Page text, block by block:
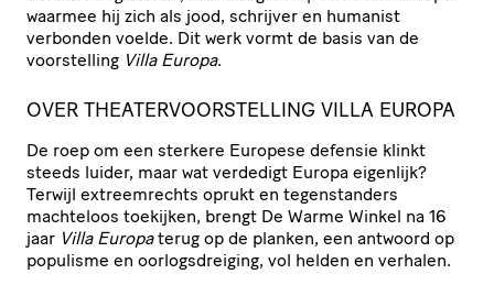
waarmee hij zich als jood, schrijver en humanist
verbonden voelde. Dit werk vormt de basis van de
voorstelling Villa Europa.
OVER THEATERVOORSTELLING VILLA EUROPA
De roep om een sterkere Europese defensie klinkt
steeds luider, maar wat verdedigt Europa eigenlijk?
Terwijl extreemrechts oprukt en tegenstanders
machteloos toekijken, brengt De Warme Winkel na 16
jaar Villa Europaterug op de planken, een antwoord op
populisme en oorlogsdreiging, vol helden en verhalen.